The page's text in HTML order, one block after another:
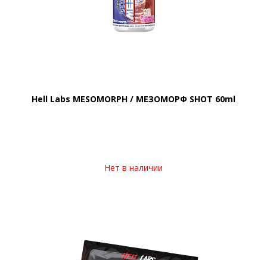
Hell Labs MESOMORPH / МЕЗОМОРФ SHOT 60ml
Нет в наличии